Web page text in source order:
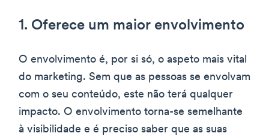
1. Oferece um maior envolvimento
O envolvimento é, por si só, o aspeto mais vital
do marketing. Sem que as pessoas se envolvam
com o seu conteúdo, este não terá qualquer
impacto. O envolvimento torna-se semelhante
à visibilidade e é preciso saber que as suas